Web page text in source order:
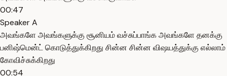
00:47
Speaker A
அவங்களே அவங்களுக்கு சூனியம் வச்சுப்பாங்க அவங்களே தனக்கு
பனிஷ்மென்ட் கொடுத்துக்கிறது சின்ன சின்ன விஷயத்துக்கு எல்லாம்
கோவிச்சுக்கிறது
00:54